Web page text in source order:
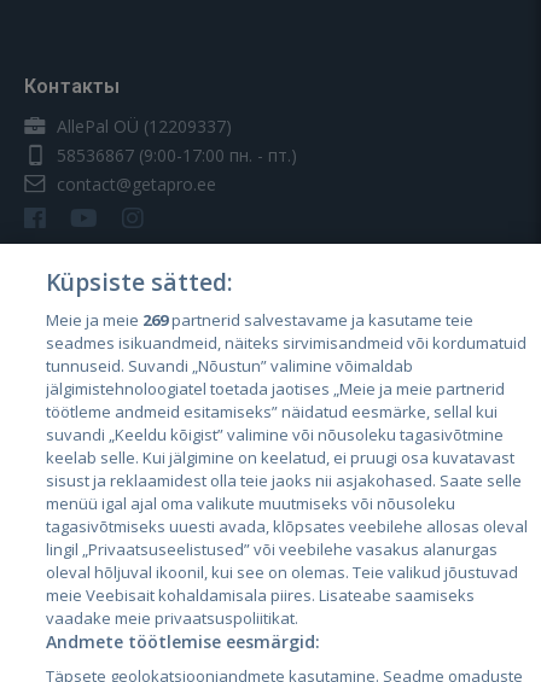
Контакты
AllePal OÜ (12209337)
58536867 (9:00-17:00 пн. - пт.)
contact@getapro.ee
Страны
Эстония
Латвия
Литва
City24.lv CVbankas.lt
Küpsiste sätted:
Meie ja meie 269partnerid salvestavame ja kasutame teie
seadmes isikuandmeid, näiteks sirvimisandmeid või kordumatuid
tunnuseid. Suvandi „Nõustun” valimine võimaldab
jälgimistehnoloogiatel toetada jaotises „Meie ja meie partnerid
töötleme andmeid esitamiseks” näidatud eesmärke, sellal kui
suvandi „Keeldu kõigist” valimine või nõusoleku tagasivõtmine
keelab selle. Kui jälgimine on keelatud, ei pruugi osa kuvatavast
sisust ja reklaamidest olla teie jaoks nii asjakohased. Saate selle
menüü igal ajal oma valikute muutmiseks või nõusoleku
tagasivõtmiseks uuesti avada, klõpsates veebilehe allosas oleval
lingil „Privaatsuseelistused” või veebilehe vasakus alanurgas
oleval hõljuval ikoonil, kui see on olemas. Teie valikud jõustuvad
meie Veebisait kohaldamisala piires. Lisateabe saamiseks
vaadake meie privaatsuspoliitikat.
Andmete töötlemise eesmärgid:
Täpsete geolokatsiooniandmete kasutamine. Seadme omaduste